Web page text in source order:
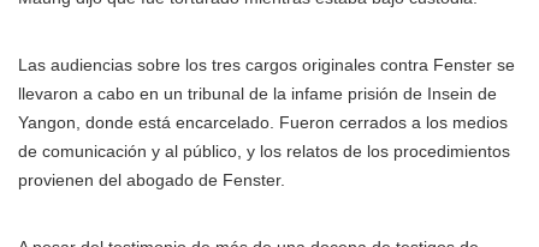
Las audiencias sobre los tres cargos originales contra Fenster se
llevaron a cabo en un tribunal de la infame prisión de Insein de
Yangon, donde está encarcelado. Fueron cerrados a los medios
de comunicación y al público, y los relatos de los procedimientos
provienen del abogado de Fenster.